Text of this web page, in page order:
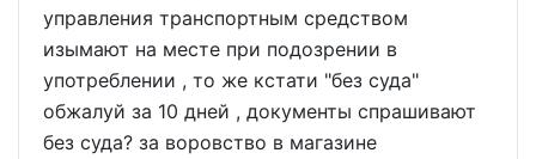
управления транспортным средством
изымают на месте при подозрении в
употреблении , то же кстати "без суда"
обжалуй за 10 дней , документы спрашивают
без суда? за воровство в магазине